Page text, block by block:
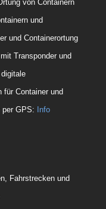
von Containern
und
und Containerortung
Transponder und
für Container und
per GPS: Info
Fahrstrecken und